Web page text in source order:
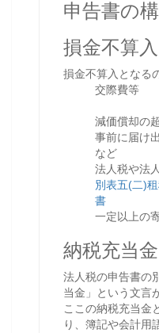
申告書の
損金不算入
損金不算入となる
交際費等
減価償却の
事前に届け
など
法人税や法
別表五(二)
書
一定以上の
納税充当金
法人税の申告書
当金」という文言
ここの納税充当金
り、簿記や会計用